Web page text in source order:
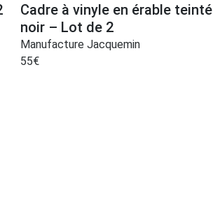
Cadre à vinyle en érable teinté
noir – Lot de 2
Manufacture Jacquemin
55€